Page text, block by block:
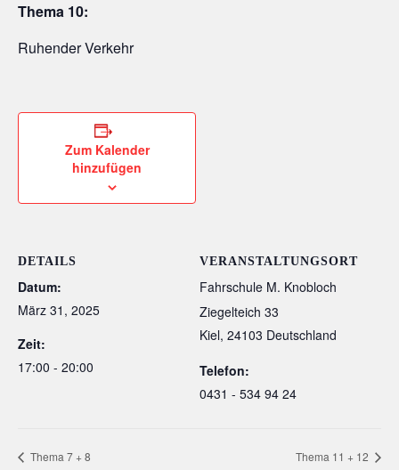
Thema 10:
Ruhender Verkehr
Zum Kalender
hinzufügen
DETAILS
Datum:
März 31, 2025
Zeit:
17:00 - 20:00
VERANSTALTUNGSORT
Fahrschule M. Knobloch
Ziegelteich 33
Kiel, 24103 Deutschland
Telefon:
0431 - 534 94 24
Thema 7 + 8 Thema 11 + 12